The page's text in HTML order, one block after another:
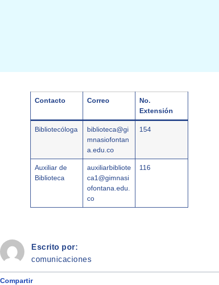
Contacto Correo
No.
Extensión
Bibliotecóloga
biblioteca@gi
mnasiofontan
a.edu.co
154
Auxiliar de
Biblioteca
auxiliarbibliote
ca1@gimnasi
ofontana.edu.
co
116
Escrito por:
comunicaciones
Compartir